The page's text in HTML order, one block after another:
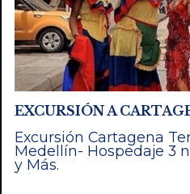
EXCURSIÓN A
Excursión Cartagena
Medellín- Hospedaje 3
y Más.